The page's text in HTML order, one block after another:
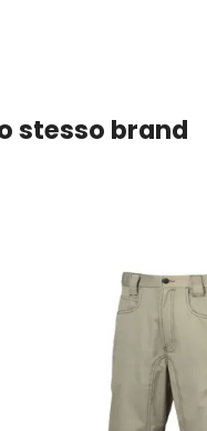
stesso brand